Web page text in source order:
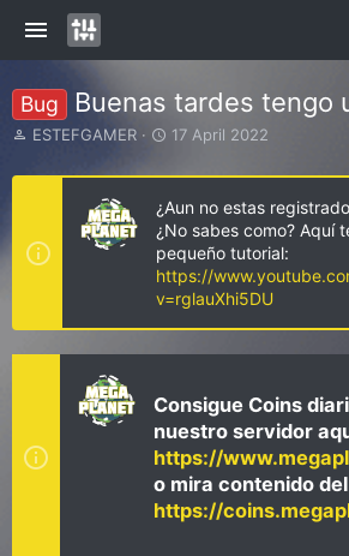
Bug Buenas tardes tengo
I
i
a
d
d
a
ESTEFGAMER
S
a
r
t
d
a
t
e
17 April 2022
¿Aun no estas
¿No sabes como? Aquí
pequeño tutorial:
https://
v=rglauXhi5DU
Consigue Coins
nuestro servidor
https://
o mira contenido
https://